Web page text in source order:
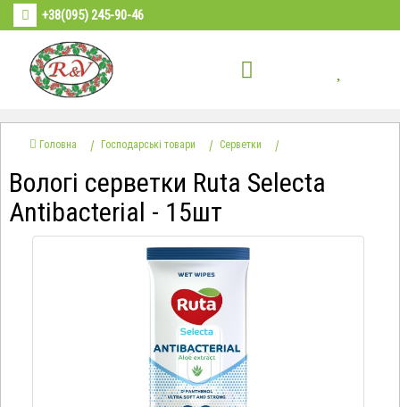
+38(095) 245-90-46
Головна Господарські товари Серветки
Вологі серветки Ruta Selecta
Antibacterial - 15шт